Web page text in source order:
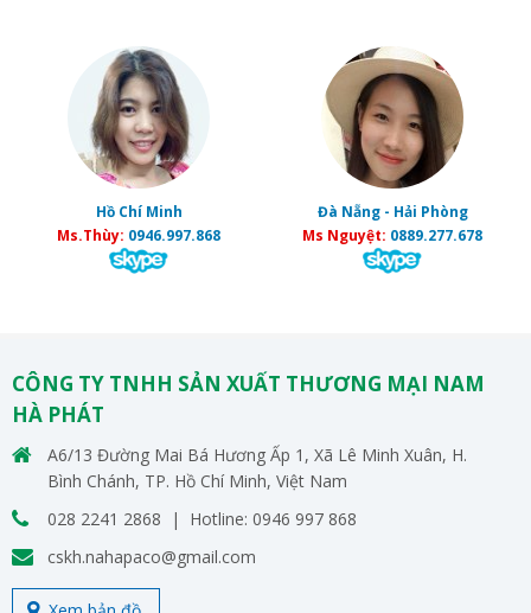
Hồ Chí Minh
Ms.Thùy: 0946.997.868
Đà Nẵng - Hải Phòng
Ms Nguyệt: 0889.277.678
CÔNG TY TNHH SẢN XUẤT THƯƠNG MẠI NAM
HÀ PHÁT
A6/13 Đường Mai Bá Hương Ấp 1, Xã Lê Minh Xuân, H.
Bình Chánh, TP. Hồ Chí Minh, Việt Nam
028 2241 2868 | Hotline: 0946 997 868
cskh.nahapaco@gmail.com